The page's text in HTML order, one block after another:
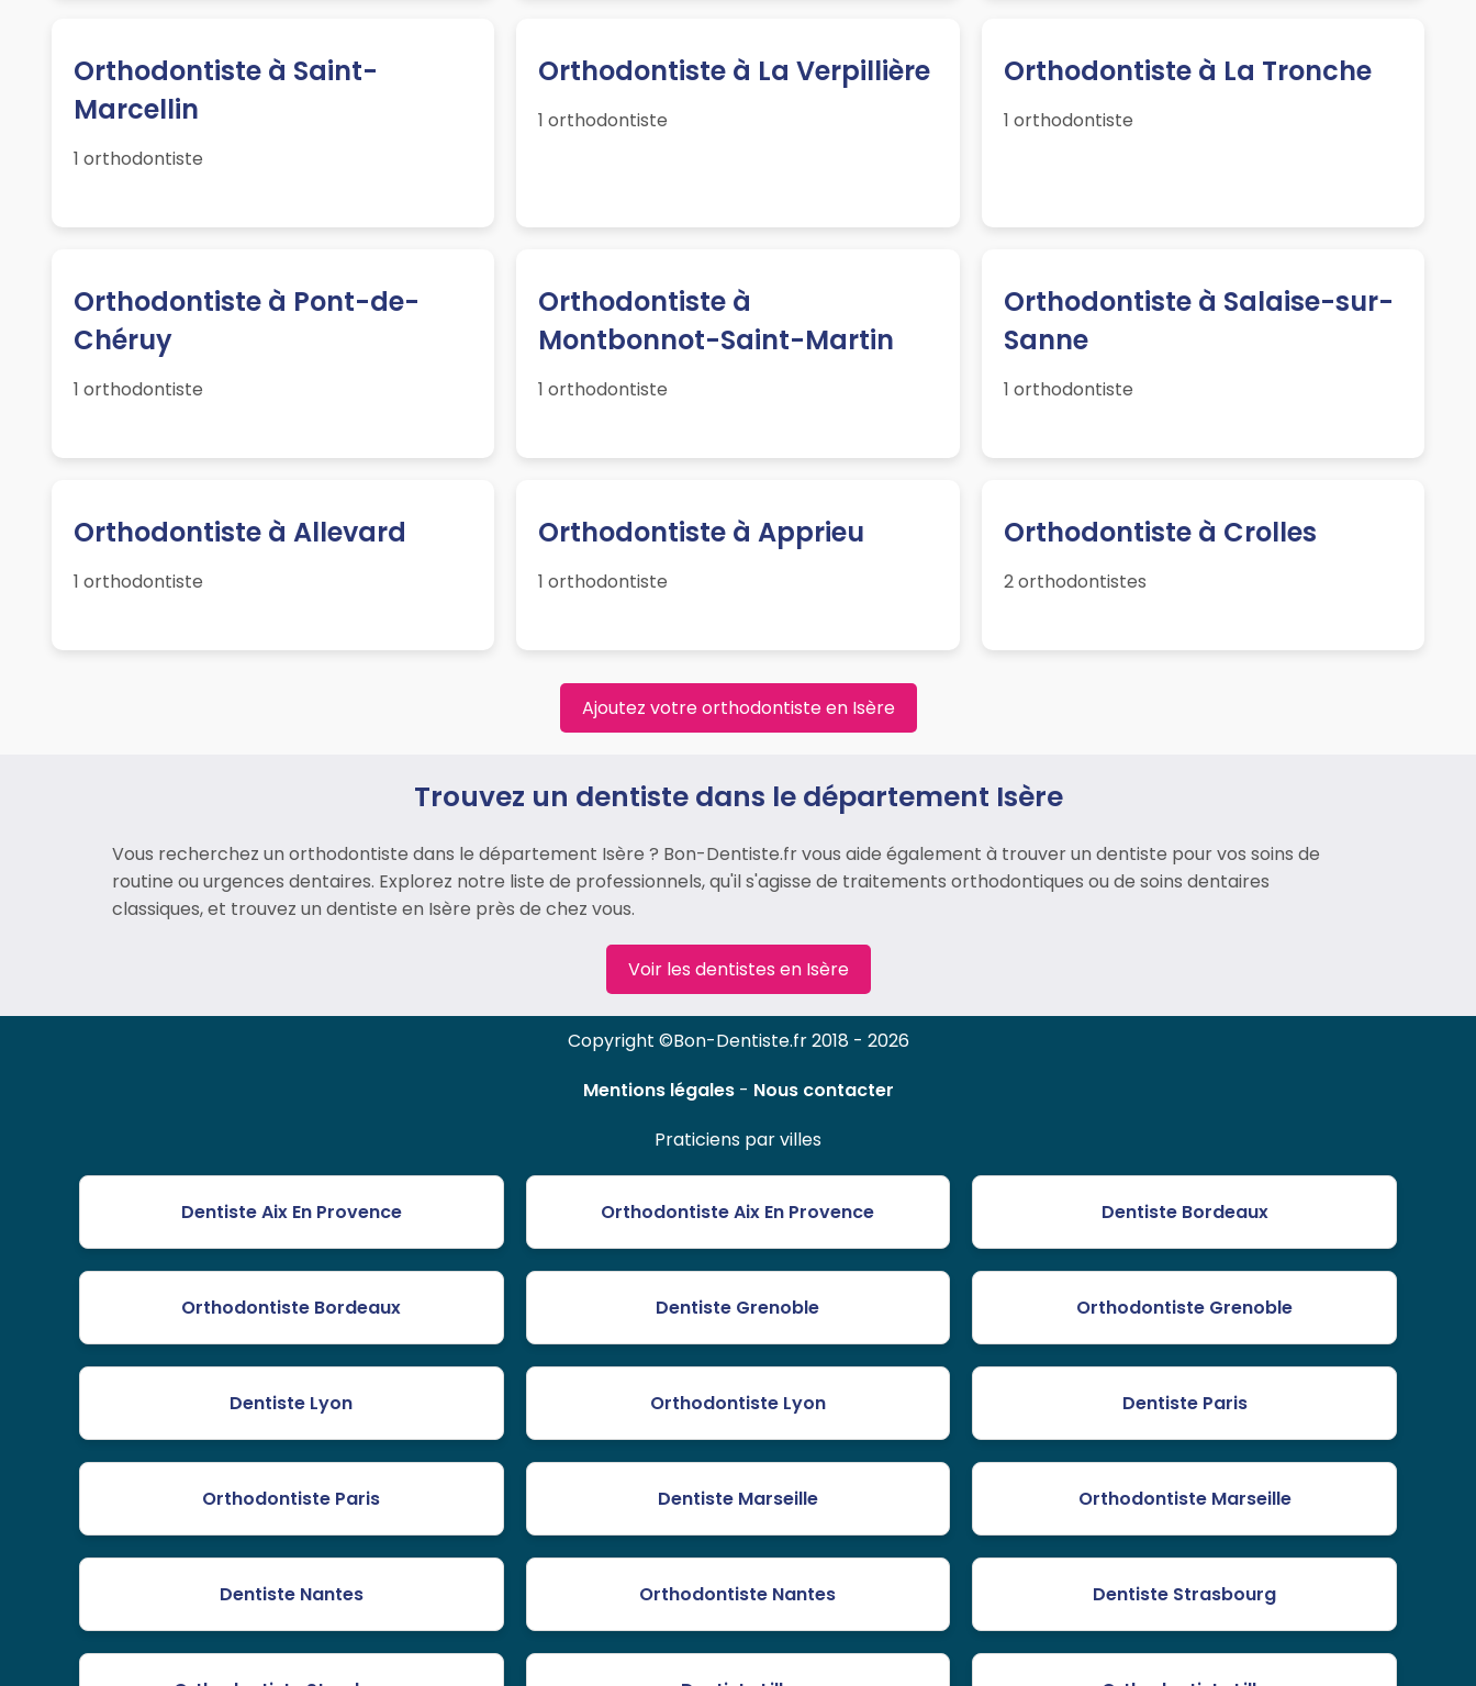
Orthodontiste à Saint-
Marcellin
1 orthodontiste
Orthodontiste à La Verpillière
1 orthodontiste
Orthodontiste à La Tronche
1 orthodontiste
Orthodontiste à Pont-de-
Chéruy
1 orthodontiste
Orthodontiste à
Montbonnot-Saint-Martin
1 orthodontiste
Orthodontiste à Salaise-sur-
Sanne
1 orthodontiste
Orthodontiste à Allevard
1 orthodontiste
Orthodontiste à Apprieu
1 orthodontiste
Orthodontiste à Crolles
2 orthodontistes
Ajoutez votre orthodontiste en Isère
Trouvez un dentiste dans le département Isère
Vous recherchez un orthodontiste dans le département Isère ? Bon-Dentiste.fr vous aide également à trouver un dentiste pour vos soins de
routine ou urgences dentaires. Explorez notre liste de professionnels, qu'il s'agisse de traitements orthodontiques ou de soins dentaires
classiques, et trouvez un dentiste en Isère près de chez vous.
Voir les dentistes en Isère
Copyright ©Bon-Dentiste.fr 2018 - 2026
Mentions légales- Nous contacter
Praticiens par villes
Dentiste Aix En Provence Orthodontiste Aix En Provence Dentiste Bordeaux
Orthodontiste Bordeaux Dentiste Grenoble Orthodontiste Grenoble
Dentiste Lyon Orthodontiste Lyon Dentiste Paris
Orthodontiste Paris Dentiste Marseille Orthodontiste Marseille
Dentiste Nantes Orthodontiste Nantes Dentiste Strasbourg